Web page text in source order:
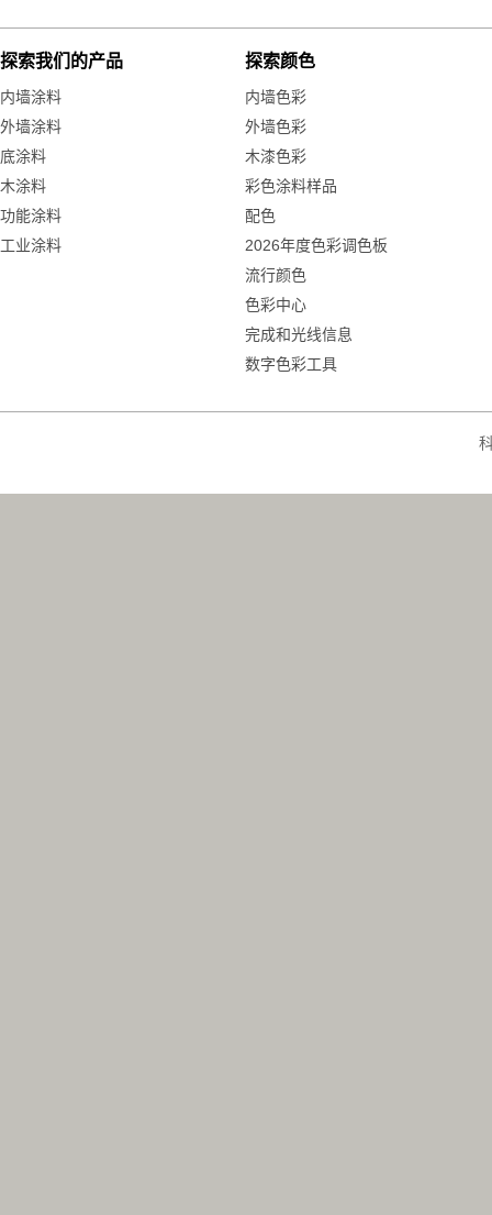
探索我们的产品
内墙涂料
外墙涂料
底涂料
木涂料
功能涂料
工业涂料
探索颜色
内墙色彩
外墙色彩
木漆色彩
彩色涂料样品
配色
2026年度色彩调色板
流行颜色
色彩中心
完成和光线信息
数字色彩工具